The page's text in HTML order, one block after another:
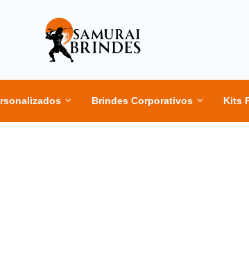
Brindes Corporativos Kits